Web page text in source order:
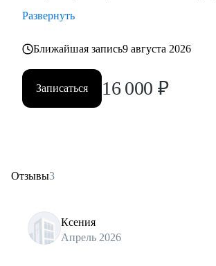
Развернуть
Ближайшая запись9 августа 2026
Записаться 16 000 ₽
Отзывы3
Ксения
Апрель 2026